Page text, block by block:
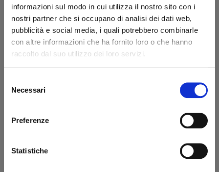
informazioni sul modo in cui utilizza il nostro sito con i
nostri partner che si occupano di analisi dei dati web,
pubblicità e social media, i quali potrebbero combinarle
con altre informazioni che ha fornito loro o che hanno
raccolto dal suo utilizzo dei loro servizi.
delNecessari
Preferenze
Statistiche
€ 14,75 +IVA